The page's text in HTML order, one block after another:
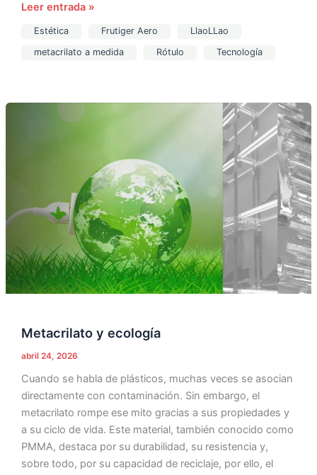
Leer entrada »
Estética Frutiger Aero
LlaoLLao
metacrilato a medida
Rótulo Tecnología
Metacrilato y ecología
abril 24, 2026
Cuando se habla de plásticos, muchas veces se asocian
directamente con contaminación. Sin embargo, el
metacrilato rompe ese mito gracias a sus propiedades y
a su ciclo de vida. Este material, también conocido como
PMMA, destaca por su durabilidad, su resistencia y,
sobre todo, por su capacidad de reciclaje, por ello, el